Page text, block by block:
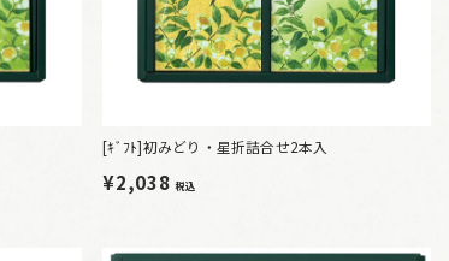
[ｷﾞﾌﾄ]初みどり・星折詰合せ2本入
¥2,038税込